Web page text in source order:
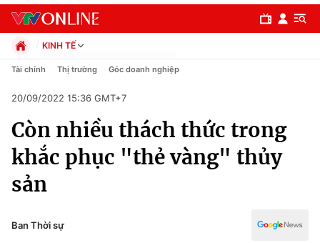
Chuyên mục
Chính trị
Xã hội
Pháp luật
KINH TẾ
Chính trị
Pháp luật
Kinh tế
Thể thao
Truyền hình
Công nghệ
Tài chính Thị trường Góc doanh nghiệp
20/09/2022 15:36 GMT+7
Còn nhiều thách thức trong
khắc phục "thẻ vàng" thủy
sản
Ban Thời sự